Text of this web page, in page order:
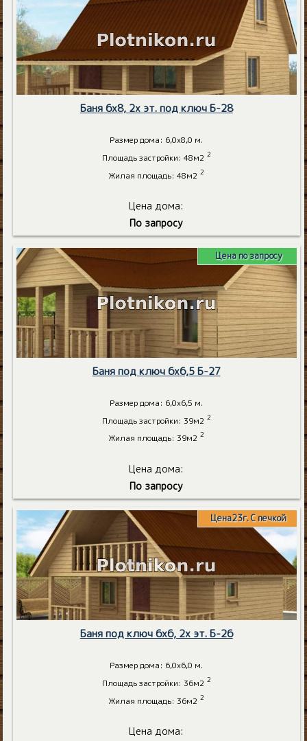
Баня 6х8, 2х эт. под ключ Б-28
Размер дома: 6,0х8,0 м.
Площадь застройки: 48м2 2
Жилая площадь: 48м2 2
Цена дома:
По запросу
Цена по запросу
Баня под ключ 6х6,5 Б-27
Размер дома: 6,0х6,5 м.
Площадь застройки: 39м2 2
Жилая площадь: 39м2 2
Цена дома:
По запросу
Цена23г. С печкой
Баня под ключ 6х6, 2х эт. Б-26
Размер дома: 6,0х6,0 м.
Площадь застройки: 36м2 2
Жилая площадь: 36м2 2
Цена дома: